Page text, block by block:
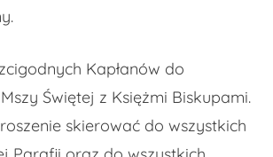
Kapłanów do
Świętej z Księżmi Biskupami.
skierować do wszystkich